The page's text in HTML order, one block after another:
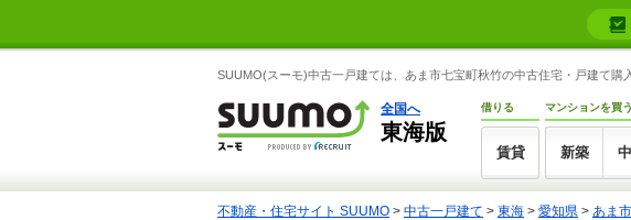
SUUMO(スーモ)中古一戸建ては、あま市七宝町秋竹の中古住宅・戸建て購
全国へ
東海版
借りる
賃貸
マンションを買う
新築
不動産・住宅サイト SUUMO > 中古一戸建て > 東海 > 愛知県 > あま市